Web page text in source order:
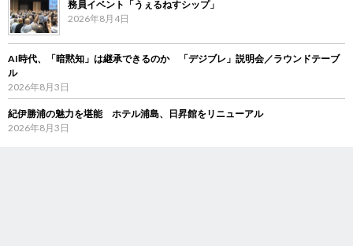
務員イベント「うぇるねすシップ」
2026年8月4日
AI時代、「暗黙知」は継承できるのか 「デジブレ」説明会／ラウンドテーブ
ル
2026年8月3日
紀伊勝浦の魅力を堪能 ホテル浦島、日昇館をリニューアル
2026年8月3日